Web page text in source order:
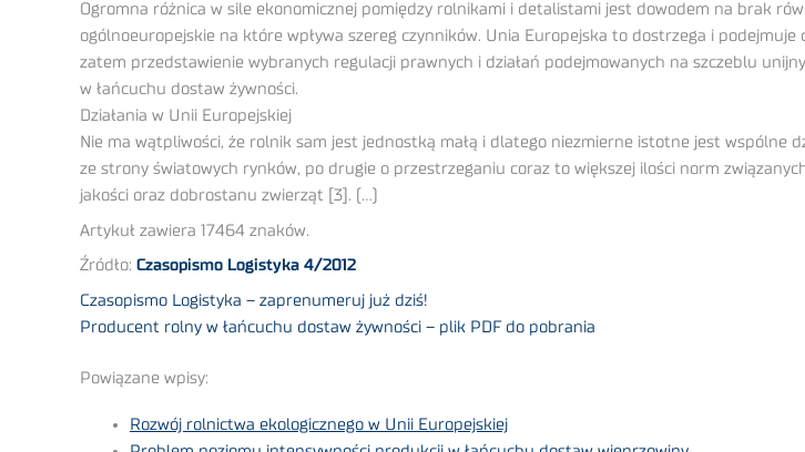
Ogromna różnica w sile ekonomicznej pomiędzy rolnikami i detalistami jest dowodem na brak
ogólnoeuropejskie na które wpływa szereg czynników. Unia Europejska to dostrzega i
zatem przedstawienie wybranych regulacji prawnych i działań podejmowanych na szczeblu
w łańcuchu dostaw żywności.
Działania w Unii Europejskiej
Nie ma wątpliwości, że rolnik sam jest jednostką małą i dlatego niezmierne istotne jest wspólne
ze strony światowych rynków, po drugie o przestrzeganiu coraz to większej ilości norm
jakości oraz dobrostanu zwierząt [3]. (…)
Artykuł zawiera 17464 znaków.
Źródło: Czasopismo Logistyka 4/2012
Czasopismo Logistyka – zaprenumeruj już dziś!
Producent rolny w łańcuchu dostaw żywności – plik PDF do pobrania
Powiązane wpisy:
Rozwój rolnictwa ekologicznego w Unii Europejskiej